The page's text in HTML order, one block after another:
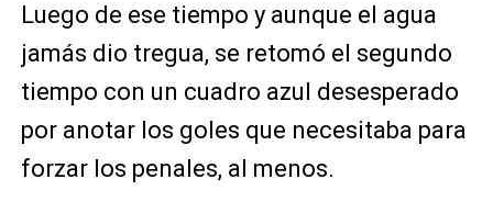
Luego de ese tiempo y aunque el agua
jamás dio tregua, se retomó el segundo
tiempo con un cuadro azul desesperado
por anotar los goles que necesitaba para
forzar los penales, al menos.